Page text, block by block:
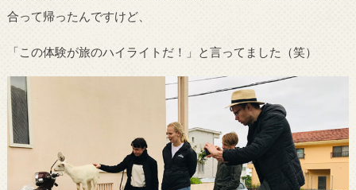
合って帰ったんですけど、
「この体験が旅のハイライトだ！」と言ってました（笑）